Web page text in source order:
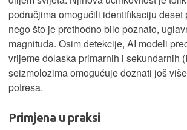
područjima omogućili identifikaciju deset
nego što je prethodno bilo poznato,
magnituda. Osim detekcije, AI modeli
vrijeme dolaska primarnih i sekundarnih
seizmolozima omogućuje doznati još
potresa.​
Primjena u praksi